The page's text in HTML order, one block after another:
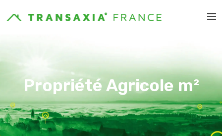
Propriété Agricole m²